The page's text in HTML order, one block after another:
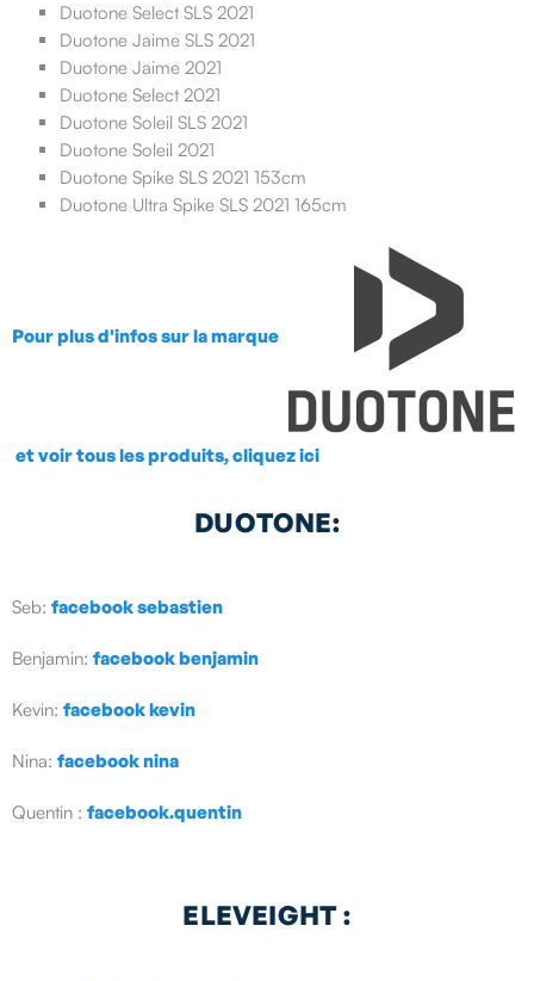
Duotone Select SLS 2021
Duotone Jaime SLS 2021
Duotone Jaime 2021
Duotone Select 2021
Duotone Soleil SLS 2021
Duotone Soleil 2021
Duotone Spike SLS 2021 153cm
Duotone Ultra Spike SLS 2021 165cm
Pour plus d'infos sur la marque
et voir tous les produits, cliquez ici
DUOTONE:
Seb: facebook sebastien
Benjamin: facebook benjamin
Kevin: facebook kevin
Nina: facebook nina
Quentin : facebook.quentin
ELEVEIGHT :